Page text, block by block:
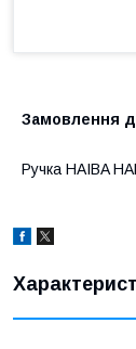
Замовлення
Ручка HAIBA